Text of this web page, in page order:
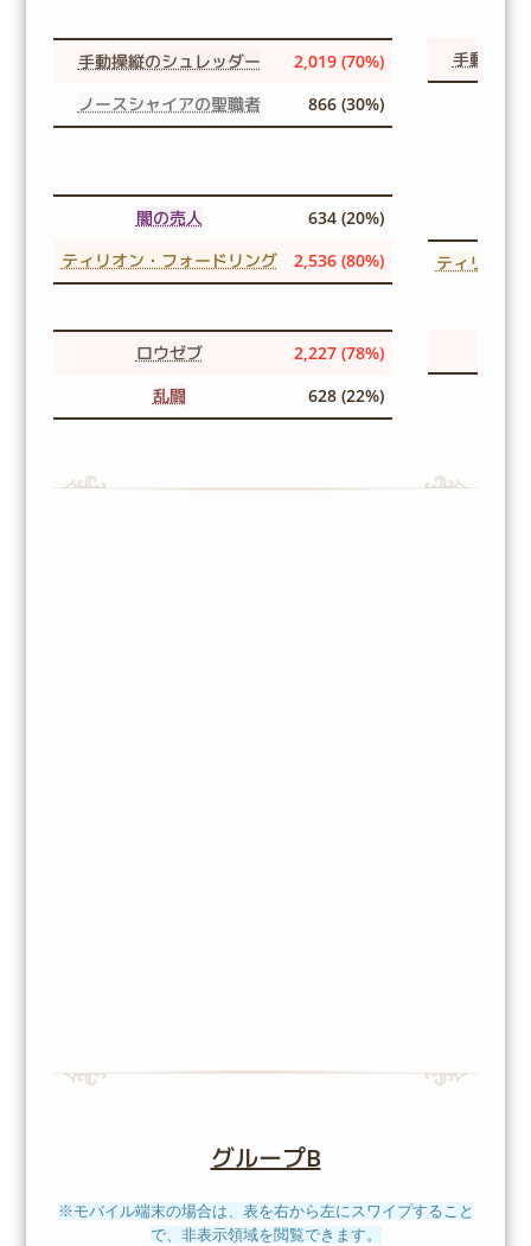
手動操縦のシュレッダー 2,019 (70%)
手動操縦
ノースシャイアの聖職者
866 (30%)
闇の売人
634 (20%)
ティリオン・フォードリング
2,536 (80%) ティリオン
ロウゼブ 2,227 (78%)
乱闘
628 (22%)
グループB
※モバイル端末の場合は、表を右から左にスワイプすること
で、非表示領域を閲覧できます。